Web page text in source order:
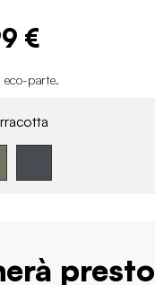
€
eco-parte.
presto